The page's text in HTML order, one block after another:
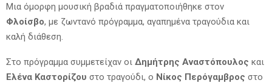
Μια όμορφη μουσική βραδιά πραγματοποιήθηκε στον
Φλοίσβο, με ζωντανό πρόγραμμα, αγαπημένα τραγούδια και
καλή διάθεση.
Στο πρόγραμμα συμμετείχαν οι Δημήτρης Αναστόπουλος και
Ελένα Καστορίζου στο τραγούδι, ο Νίκος Περόγαμβρος στο